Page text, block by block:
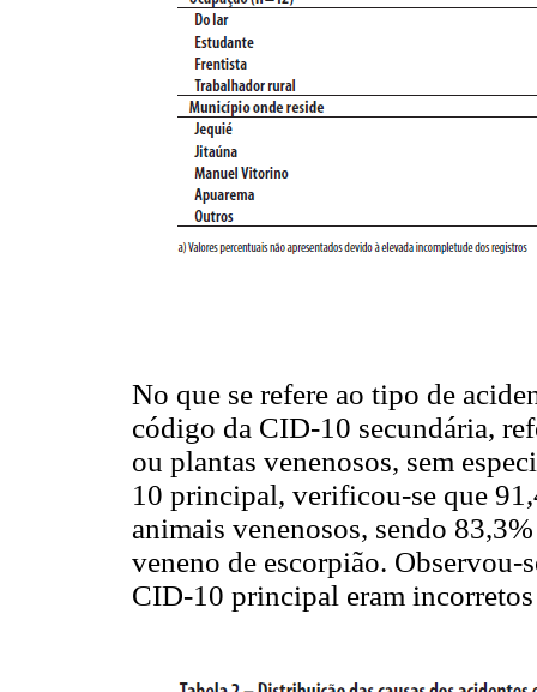
No que se refere ao tipo de
código da CID-10 secundária,
ou plantas venenosos, sem
10 principal, verificou-se que
animais venenosos, sendo
veneno de escorpião. Observou-
CID-10 principal eram